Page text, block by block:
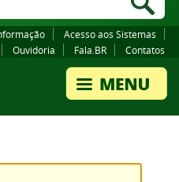
Acesso aos Sistemas
Ouvidoria Fala.BR Contatos